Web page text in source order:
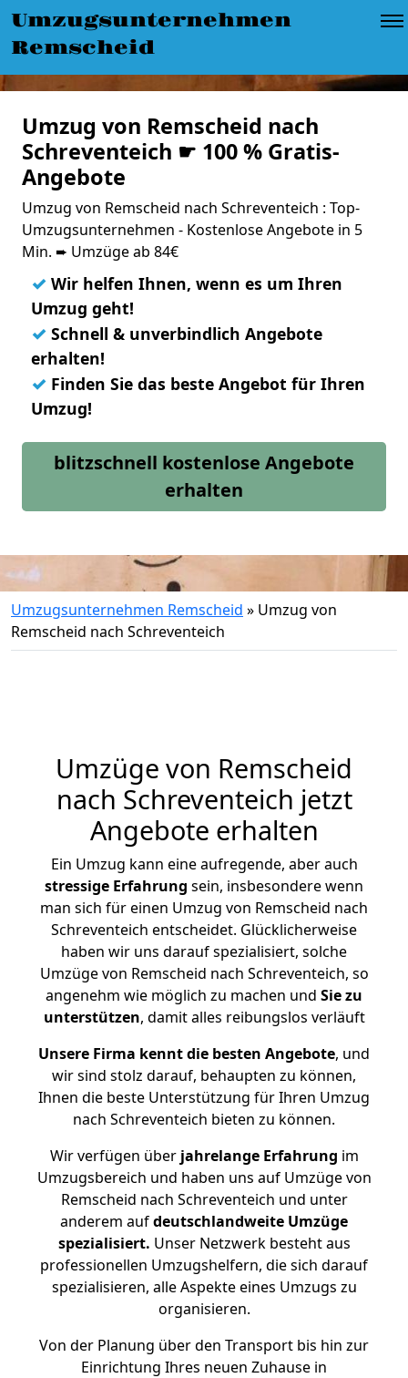
Umzugsunternehmen
Remscheid
Umzug von Remscheid nach
Schreventeich ☛ 100 % Gratis-
Angebote
Umzug von Remscheid nach Schreventeich : Top-
Umzugsunternehmen - Kostenlose Angebote in 5
Min. ➨ Umzüge ab 84€
✓ Wir helfen Ihnen, wenn es um Ihren
Umzug geht!
✓ Schnell & unverbindlich Angebote
erhalten!
✓ Finden Sie das beste Angebot für Ihren
Umzug!
blitzschnell kostenlose Angebote
erhalten
Umzugsunternehmen Remscheid » Umzug von
Remscheid nach Schreventeich
Umzüge von Remscheid
nach Schreventeich jetzt
Angebote erhalten
Ein Umzug kann eine aufregende, aber auch
stressige Erfahrung sein, insbesondere wenn
man sich für einen Umzug von Remscheid nach
Schreventeich entscheidet. Glücklicherweise
haben wir uns darauf spezialisiert, solche
Umzüge von Remscheid nach Schreventeich, so
angenehm wie möglich zu machen und Sie zu
unterstützen, damit alles reibungslos verläuft
Unsere Firma kennt die besten Angebote, und
wir sind stolz darauf, behaupten zu können,
Ihnen die beste Unterstützung für Ihren Umzug
nach Schreventeich bieten zu können.
Wir verfügen überjahrelange Erfahrung im
Umzugsbereich und haben uns auf Umzüge von
Remscheid nach Schreventeich und unter
anderem aufdeutschlandweite Umzüge
spezialisiert. Unser Netzwerk besteht aus
professionellen Umzugshelfern, die sich darauf
spezialisieren, alle Aspekte eines Umzugs zu
organisieren.
Von der Planung über den Transport bis hin zur
Einrichtung Ihres neuen Zuhause in